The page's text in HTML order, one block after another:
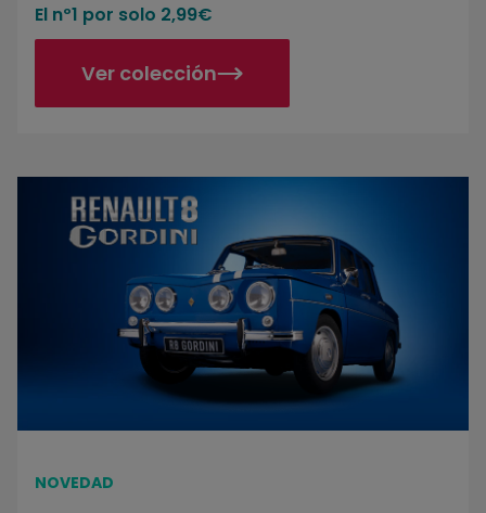
El nº1 por solo 2,99€
Ver colección
NOVEDAD